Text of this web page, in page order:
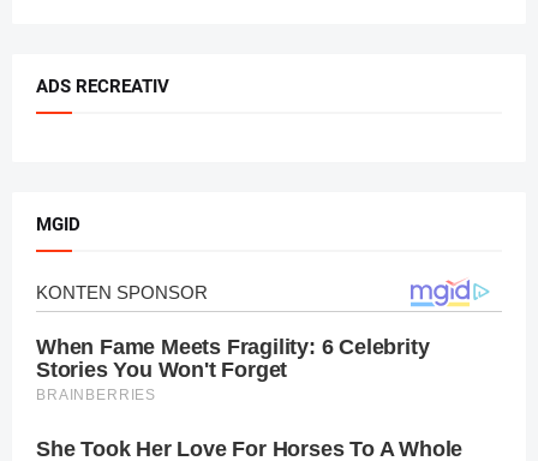
ADS RECREATIV
MGID